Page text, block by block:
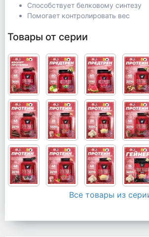
Способствует белковому синтезу
Помогает контролировать вес
Товары от серии
Все товары из